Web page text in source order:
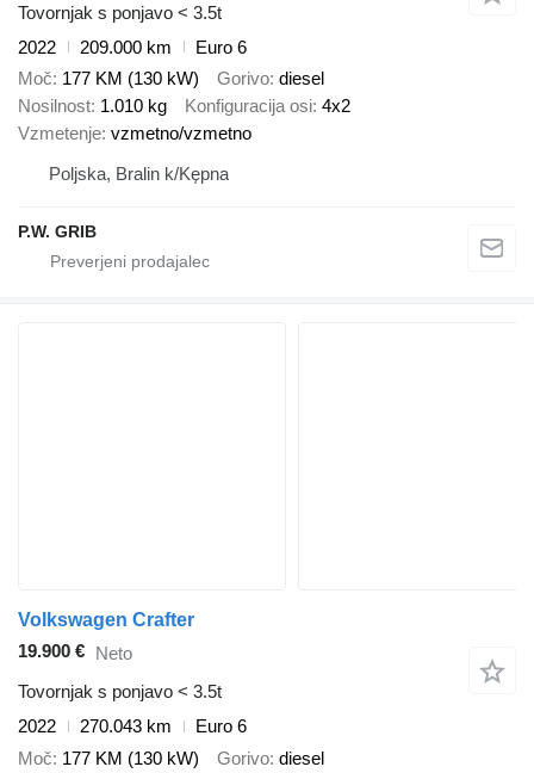
Tovornjak s ponjavo < 3.5t
2022
209.000 km
Euro 6
Moč 177 KM (130 kW) Gorivo diesel
Nosilnost 1.010 kg Konfiguracija osi 4x2
Vzmetenje vzmetno/vzmetno
Poljska, Bralin k/Kępna
P.W. GRIB
Volkswagen Crafter
19.900 € Neto
Tovornjak s ponjavo < 3.5t
2022
270.043 km
Euro 6
Moč 177 KM (130 kW) Gorivo diesel